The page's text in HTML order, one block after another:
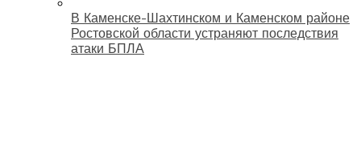
В Каменске-Шахтинском и Каменском районе
Ростовской области устраняют последствия
атаки БПЛА